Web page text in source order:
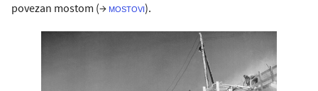
povezan mostom (→ mostovi).